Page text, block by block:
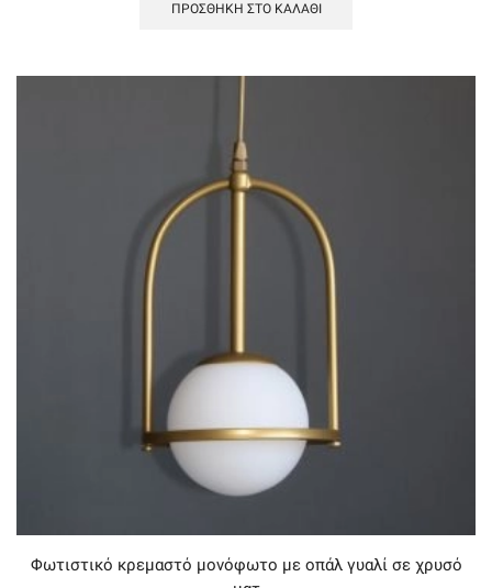
ΠΡΟΣΘΉΚΗ ΣΤΟ ΚΑΛΆΘΙ
Φωτιστικό κρεμαστό μονόφωτο με οπάλ γυαλί σε χρυσό